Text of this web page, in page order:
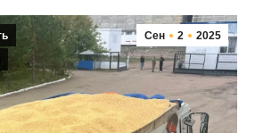
Сен 2 2025